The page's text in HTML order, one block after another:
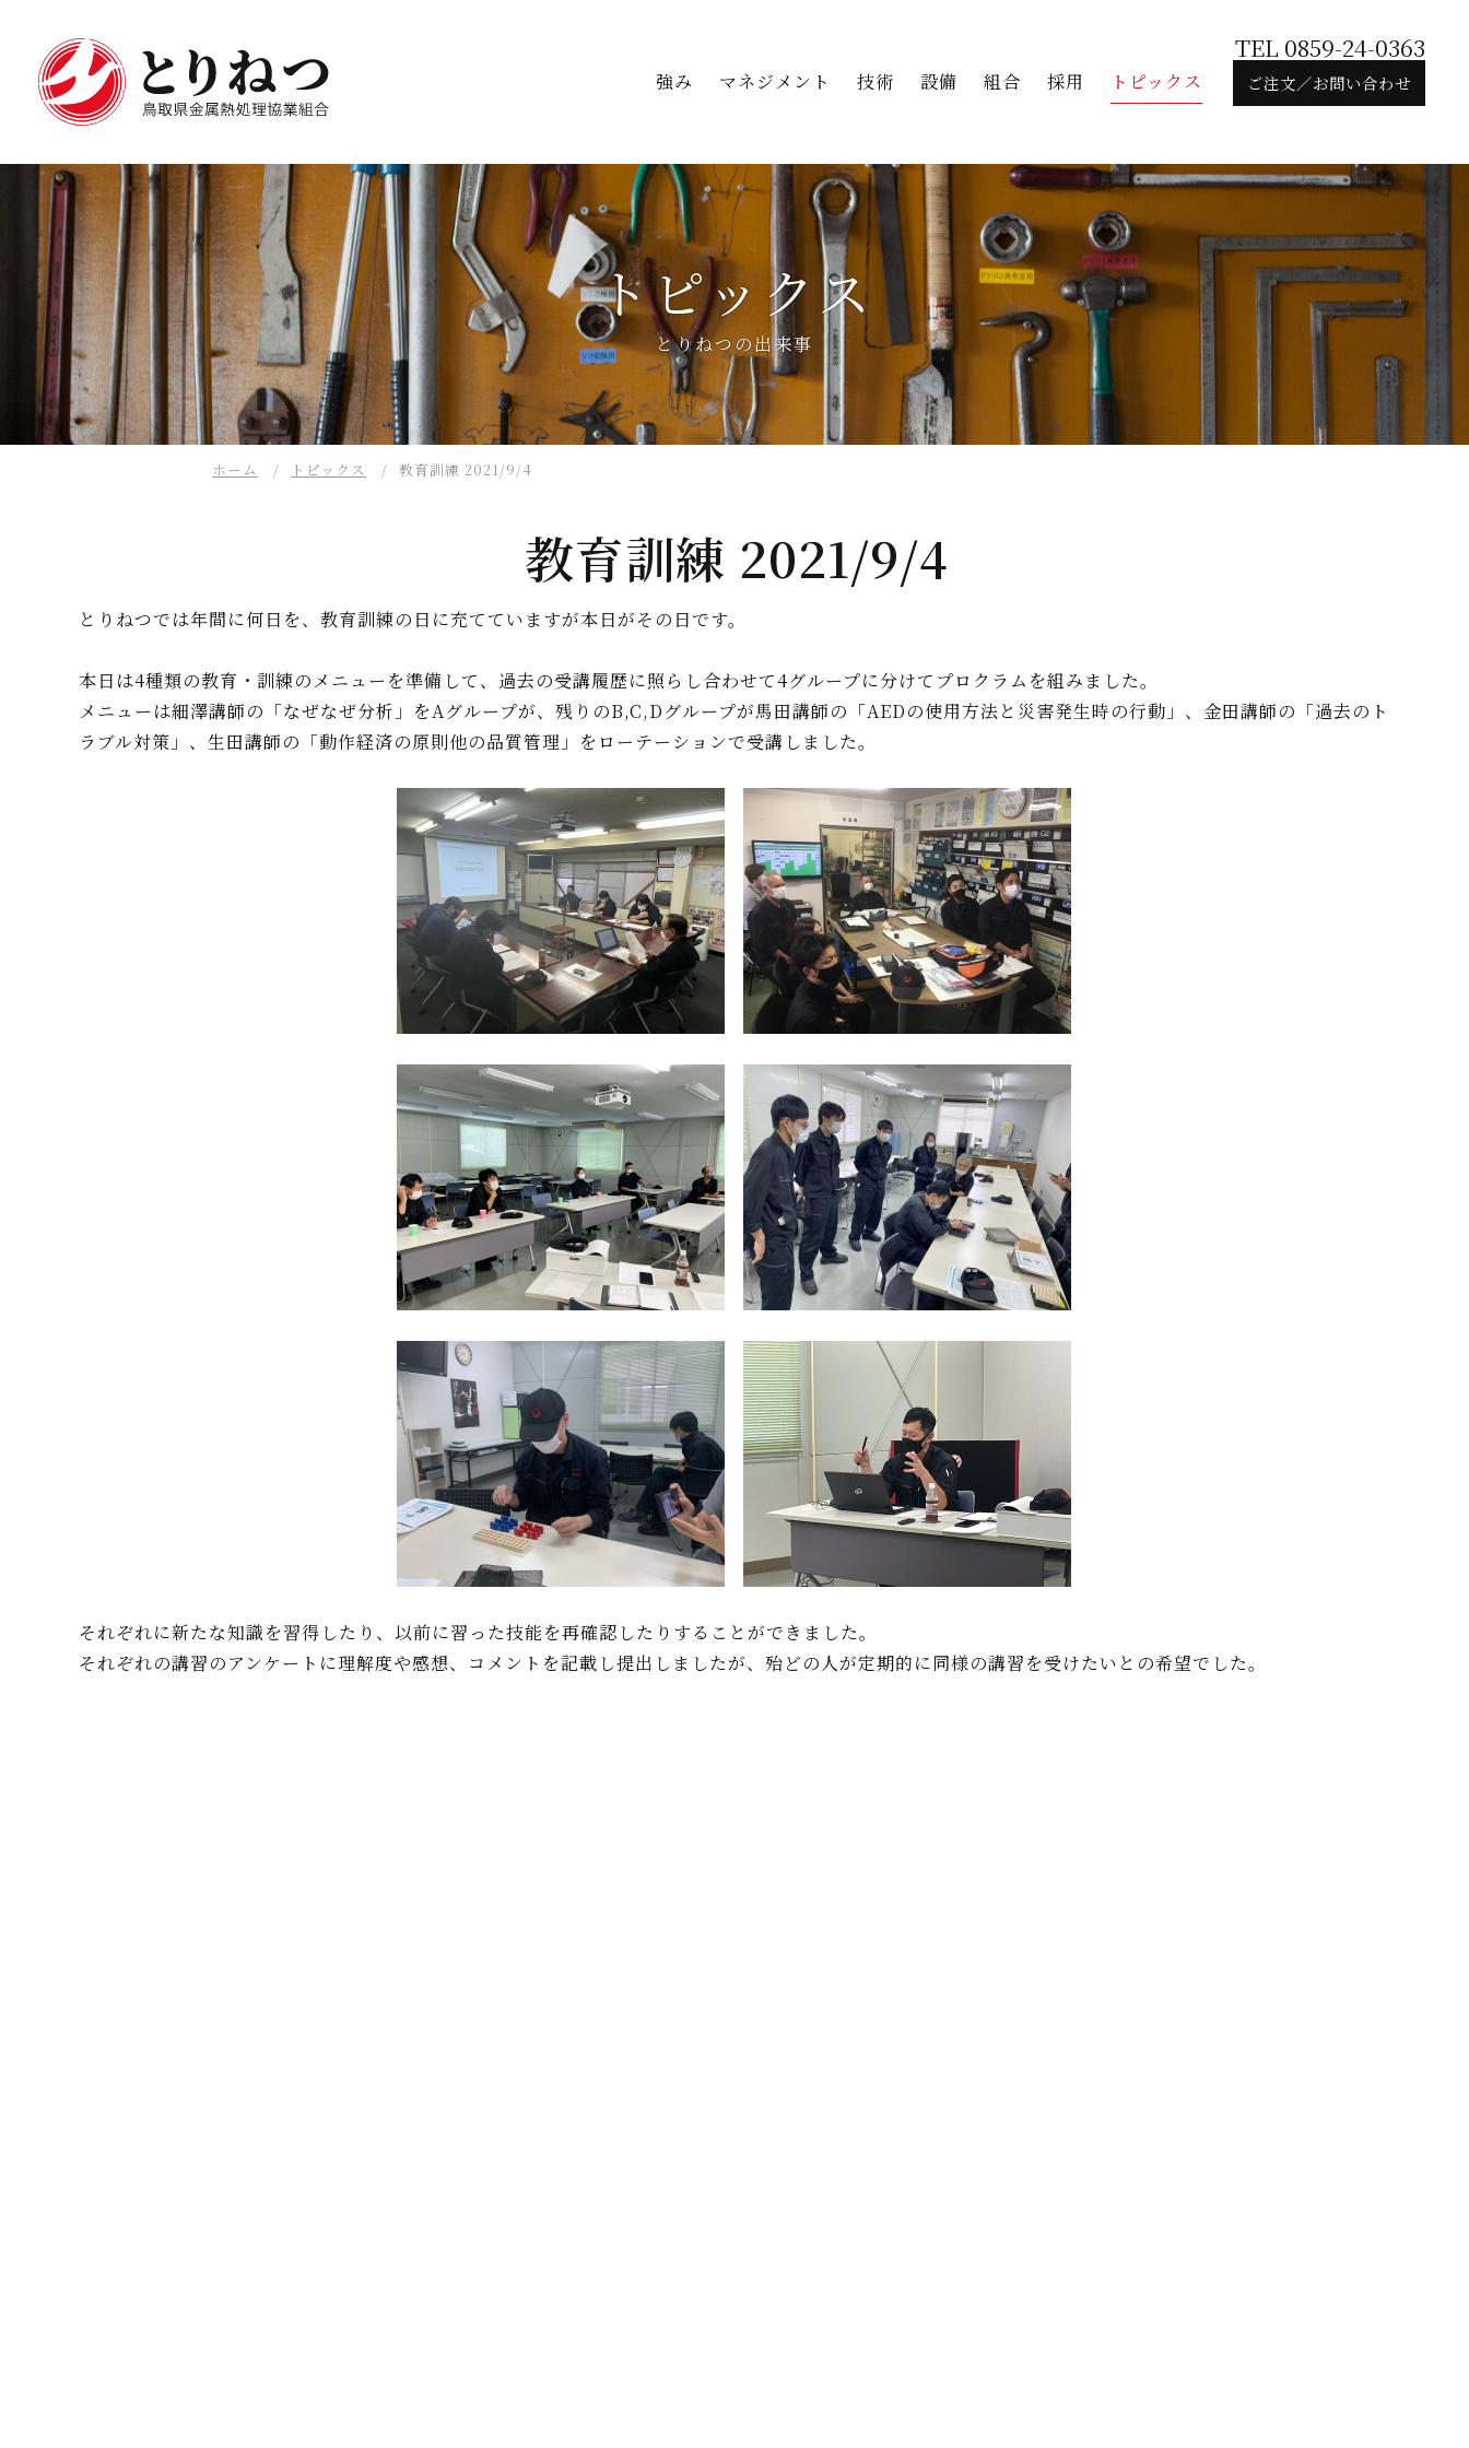
強み マネジメント 技術 設備 組合 採用 トピックス ご注文／お問い合わせ
TEL 0859-24-0363
トピックス
とりねつの出来事
ホーム トピックス 教育訓練 2021/9/4
教育訓練 2021/9/4
とりねつでは年間に何日を、教育訓練の日に充てていますが本日がその日です。
本日は4種類の教育・訓練のメニューを準備して、過去の受講履歴に照らし合わせて4グループに分けてプロクラムを組みました。
メニューは細澤講師の「なぜなぜ分析」をAグループが、残りのB,C,Dグループが馬田講師の「AEDの使用方法と災害発生時の行動」、金田講師の「過去のト
ラブル対策」、生田講師の「動作経済の原則他の品質管理」をローテーションで受講しました。
それぞれに新たな知識を習得したり、以前に習った技能を再確認したりすることができました。
それぞれの講習のアンケートに理解度や感想、コメントを記載し提出しましたが、殆どの人が定期的に同様の講習を受けたいとの希望でした。